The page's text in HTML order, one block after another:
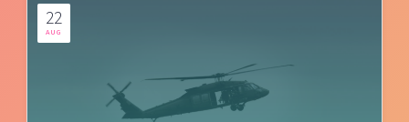
22
AUG